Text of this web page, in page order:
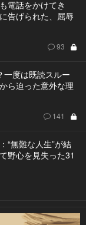
電話をかけてき
告げられた、屈辱
93
一度は既読スルー
ら迫った意外な理
141
“無難な人生”が結
野心を見失った31